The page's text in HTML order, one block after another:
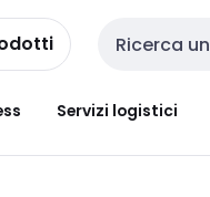
Cerca input
Servizi logistici